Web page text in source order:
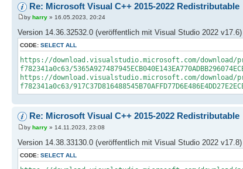
Re: Microsoft Visual C++ 2015-2022 Redistributable
by harry » 16.05.2023, 20:24
Version 14.36.32532.0 (veröffentlich mit Visual Studio 2022 v17.6)
CODE: SELECT ALL
https://download.visualstudio.microsoft.com/download/
f782341a0c63/
https://download.visualstudio.microsoft.com/download/
f782341a0c63/
Re: Microsoft Visual C++ 2015-2022 Redistributable
by harry » 14.11.2023, 23:08
Version 14.38.33130.0 (veröffentlich mit Visual Studio 2022 v17.8)
CODE: SELECT ALL